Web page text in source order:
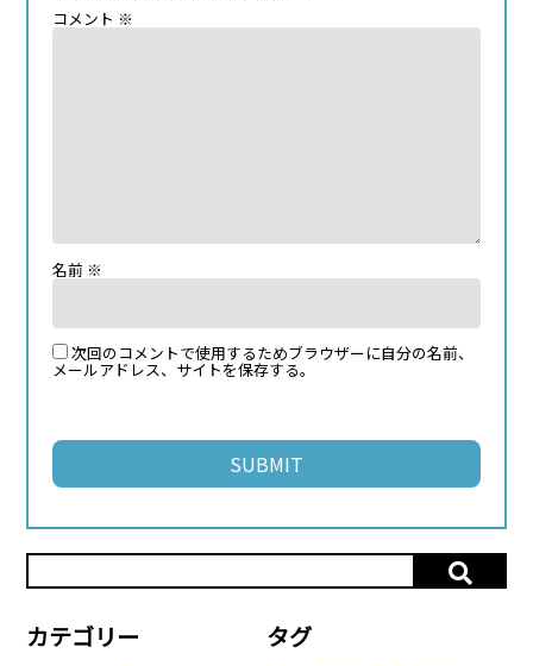
コメント ※
名前 ※
次回のコメントで使用するためブラウザーに自分の名前、
メールアドレス、サイトを保存する。
カテゴリー タグ